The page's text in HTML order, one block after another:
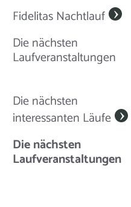
Fidelitas Nachtlauf
Die nächsten
Laufveranstaltungen
Die nächsten
interessanten Läufe
Die nächsten
Laufveranstaltungen